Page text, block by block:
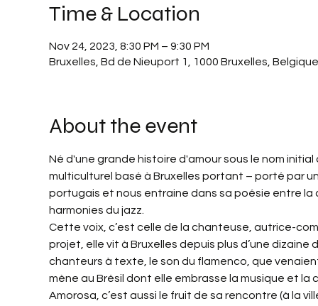
Time & Location
Nov 24, 2023, 8:30 PM – 9:30 PM
Bruxelles, Bd de Nieuport 1, 1000 Bruxelles, Belgique
About the event
Né d'une grande histoire d'amour sous le nom initial
multiculturel basé à Bruxelles portant – porté par
portugais et nous entraine dans sa poésie entre la
harmonies du jazz.
Cette voix, c’est celle de la chanteuse, autrice-
projet, elle vit à Bruxelles depuis plus d’une
chanteurs à texte, le son du flamenco, que
mène au Brésil dont elle embrasse la musique et la
Amorosa, c’est aussi le fruit de sa rencontre (à la